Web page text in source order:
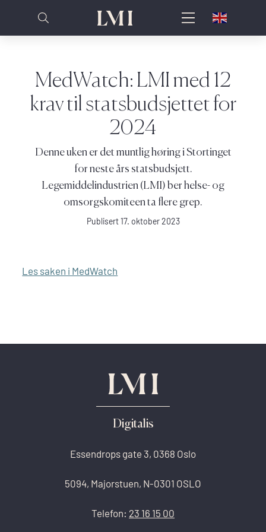
MedWatch: LMI med 12
krav til statsbudsjettet for
2024
Denne uken er det muntlig høring i Stortinget
for neste års statsbudsjett.
Legemiddelindustrien (LMI) ber helse- og
omsorgskomiteen ta flere grep.
Publisert 17. oktober 2023
Les saken i MedWatch
Digitalis
Essendrops gate 3, 0368 Oslo
5094, Majorstuen, N-0301 OSLO
Telefon: 23 16 15 00